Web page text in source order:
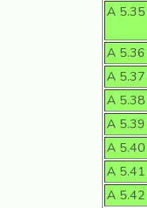
A 5.35
A 5.36
A 5.37
A 5.38
A 5.39
A 5.40
A 5.41
A 5.42